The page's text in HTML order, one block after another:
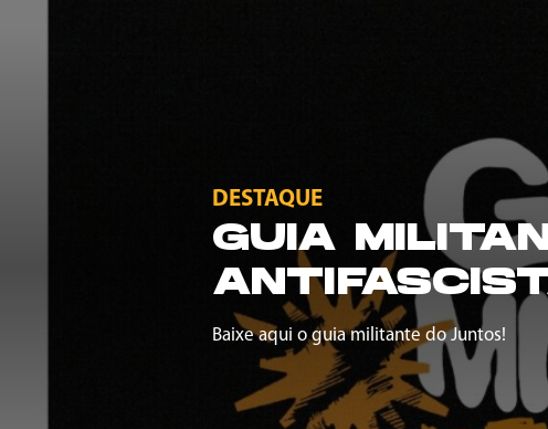
DESTAQUE
GUIA
Baixe aqui o guia militante do Juntos!